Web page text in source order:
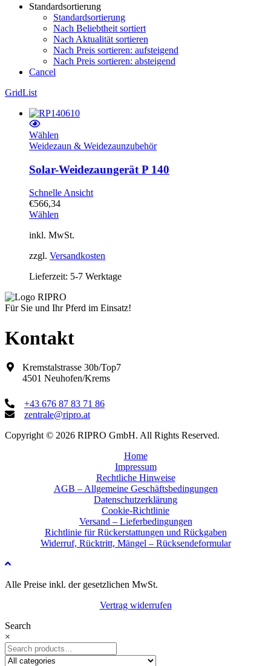
Standardsortierung
Standardsortierung
Nach Beliebtheit sortiert
Nach Aktualität sortieren
Nach Preis sortieren: aufsteigend
Nach Preis sortieren: absteigend
Cancel
GridList
Wählen
Weidezaun & Weidezaunzubehör
Solar-Weidezaungerät P 140
Schnelle Ansicht
€566,34
Wählen
inkl. MwSt.
zzgl. Versandkosten
Lieferzeit: 5-7 Werktage
Für Sie und Ihr Pferd im Einsatz!
Kontakt
Kremstalstrasse 30b/Top7
4501 Neuhofen/Krems
+43 676 87 83 71 86
zentrale@ripro.at
Copyright © 2026 RIPRO GmbH. All Rights Reserved.
Home
Impressum
Rechtliche Hinweise
AGB – Allgemeine Geschäftsbedingungen
Datenschutzerklärung
Cookie-Richtlinie
Versand – Lieferbedingungen
Richtlinie für Rückerstattungen und Rückgaben
Widerruf, Rücktritt, Mängel – Rücksendeformular
Alle Preise inkl. der gesetzlichen MwSt.
Vertrag widerrufen
Search
×